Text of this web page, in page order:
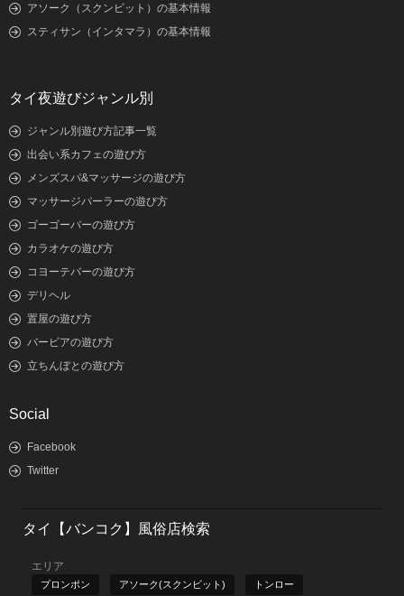
アソーク（スクンビット）の基本情報
スティサン（インタマラ）の基本情報
タイ夜遊びジャンル別
ジャンル別遊び方記事一覧
出会い系カフェの遊び方
メンズスパ&マッサージの遊び方
マッサージパーラーの遊び方
ゴーゴーバーの遊び方
カラオケの遊び方
コヨーテバーの遊び方
デリヘル
置屋の遊び方
バービアの遊び方
立ちんぼとの遊び方
Social
Facebook
Twitter
タイ【バンコク】風俗店検索
エリア
プロンポン アソーク(スクンビット) トンロー